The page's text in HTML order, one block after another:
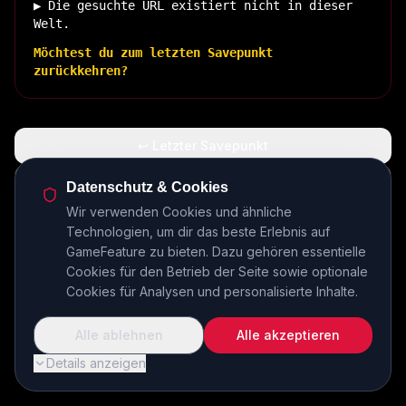
▶ Die gesuchte URL existiert nicht in dieser
Welt.
Möchtest du zum letzten Savepunkt
zurückkehren?
🏠 Zurück zur Basis
INSERT COIN TO CONTINUE...
Datenschutz & Cookies
Wir verwenden Cookies und ähnliche
Technologien, um dir das beste Erlebnis auf
GameFeature zu bieten. Dazu gehören essentielle
Cookies für den Betrieb der Seite sowie optionale
Cookies für Analysen und personalisierte Inhalte.
Details anzeigen
Alle ablehnen Alle akzeptieren